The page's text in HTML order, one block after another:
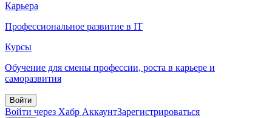
Карьера
Профессиональное развитие в IT
Курсы
Обучение для смены профессии, роста в карьере и
саморазвития
Войти
Войти через Хабр АккаунтЗарегистрироваться